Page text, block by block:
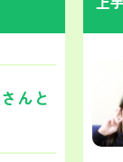
んと